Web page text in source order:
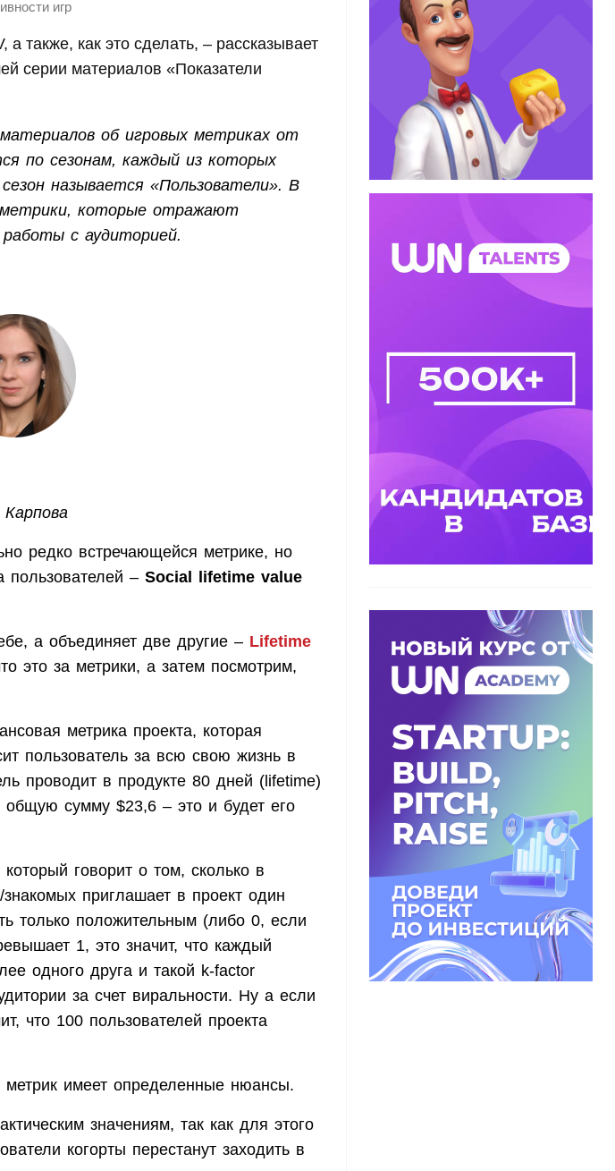
игр
также, как это сделать, – рассказывает
серии материалов «Показатели
об игровых метриках от
по сезонам, каждый из которых
называется «Пользователи». В
метрики, которые отражают
с аудиторией.
редко встречающейся метрике, но
пользователей – Social lifetime value
а объединяет две другие – Lifetime
это за метрики, а затем посмотрим,
метрика проекта, которая
пользователь за всю свою жизнь в
проводит в продукте 80 дней (lifetime)
сумму $23,6 – это и будет его
говорит о том, сколько в
приглашает в проект один
только положительным (либо 0, если
1, это значит, что каждый
одного друга и такой k-factor
за счет виральности. Ну а если
что 100 пользователей проекта
метрик имеет определенные нюансы.
значениям, так как для этого
когорты перестанут заходить в